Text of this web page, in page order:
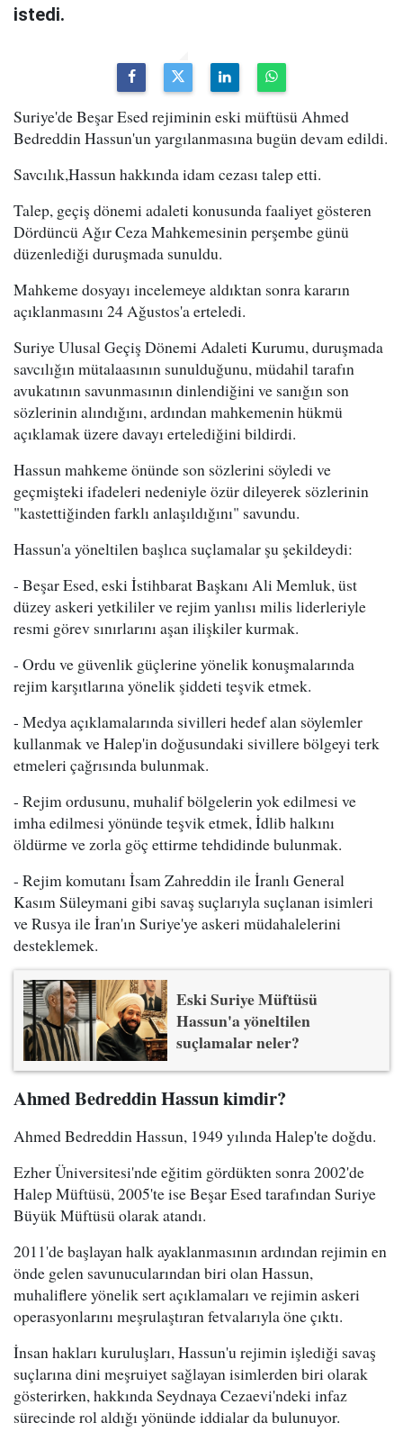
istedi.
Suriye'de Beşar Esed rejiminin eski müftüsü Ahmed
Bedreddin Hassun'un yargılanmasına bugün devam edildi.
Savcılık,Hassun hakkında idam cezası talep etti.
Talep, geçiş dönemi adaleti konusunda faaliyet gösteren
Dördüncü Ağır Ceza Mahkemesinin perşembe günü
düzenlediği duruşmada sunuldu.
Mahkeme dosyayı incelemeye aldıktan sonra kararın
açıklanmasını 24 Ağustos'a erteledi.
Suriye Ulusal Geçiş Dönemi Adaleti Kurumu, duruşmada
savcılığın mütalaasının sunulduğunu, müdahil tarafın
avukatının savunmasının dinlendiğini ve sanığın son
sözlerinin alındığını, ardından mahkemenin hükmü
açıklamak üzere davayı ertelediğini bildirdi.
Hassun mahkeme önünde son sözlerini söyledi ve
geçmişteki ifadeleri nedeniyle özür dileyerek sözlerinin
"kastettiğinden farklı anlaşıldığını" savundu.
Hassun'a yöneltilen başlıca suçlamalar şu şekildeydi:
- Beşar Esed, eski İstihbarat Başkanı Ali Memluk, üst
düzey askeri yetkililer ve rejim yanlısı milis liderleriyle
resmi görev sınırlarını aşan ilişkiler kurmak.
- Ordu ve güvenlik güçlerine yönelik konuşmalarında
rejim karşıtlarına yönelik şiddeti teşvik etmek.
- Medya açıklamalarında sivilleri hedef alan söylemler
kullanmak ve Halep'in doğusundaki sivillere bölgeyi terk
etmeleri çağrısında bulunmak.
- Rejim ordusunu, muhalif bölgelerin yok edilmesi ve
imha edilmesi yönünde teşvik etmek, İdlib halkını
öldürme ve zorla göç ettirme tehdidinde bulunmak.
- Rejim komutanı İsam Zahreddin ile İranlı General
Kasım Süleymani gibi savaş suçlarıyla suçlanan isimleri
ve Rusya ile İran'ın Suriye'ye askeri müdahalelerini
desteklemek.
Eski Suriye Müftüsü
Hassun'a yöneltilen
suçlamalar neler?
Ahmed Bedreddin Hassun kimdir?
Ahmed Bedreddin Hassun, 1949 yılında Halep'te doğdu.
Ezher Üniversitesi'nde eğitim gördükten sonra 2002'de
Halep Müftüsü, 2005'te ise Beşar Esed tarafından Suriye
Büyük Müftüsü olarak atandı.
2011'de başlayan halk ayaklanmasının ardından rejimin en
önde gelen savunucularından biri olan Hassun,
muhaliflere yönelik sert açıklamaları ve rejimin askeri
operasyonlarını meşrulaştıran fetvalarıyla öne çıktı.
İnsan hakları kuruluşları, Hassun'u rejimin işlediği savaş
suçlarına dini meşruiyet sağlayan isimlerden biri olarak
gösterirken, hakkında Seydnaya Cezaevi'ndeki infaz
sürecinde rol aldığı yönünde iddialar da bulunuyor.